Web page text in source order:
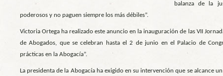
balanza de la
poderosos y no paguen siempre los más débiles”.
Victoria Ortega ha realizado este anuncio en la inauguración de las VII
de Abogados, que se celebran hasta el 2 de junio en el Palacio de
prácticas en la Abogacía”.
La presidenta de la Abogacía ha exigido en su intervención que se alcance